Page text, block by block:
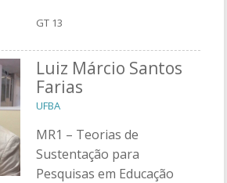
GT 13
Luiz Márcio Santos
Farias
UFBA
MR1 – Teorias de
Sustentação para
Pesquisas em Educação